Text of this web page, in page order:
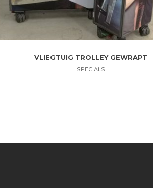
VLIEGTUIG TROLLEY GEWRAPT
SPECIALS